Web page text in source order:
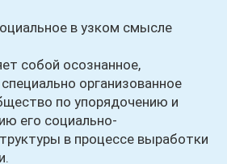
в узком смысле
собой осознанное,
организованное
по упорядочению и
его социально-
в процессе выработки